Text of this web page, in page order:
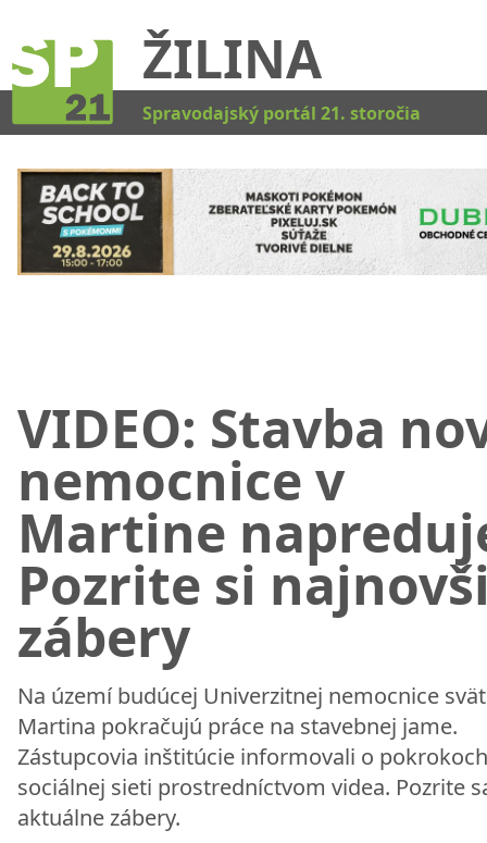
ŽILINA
Spravodajský portál 21. storočia
VIDEO: Stavba
nemocnice v
Martine
Pozrite si
zábery
Na území budúcej Univerzitnej nemocnice
Martina pokračujú práce na stavebnej jame.
Zástupcovia inštitúcie informovali o
sociálnej sieti prostredníctvom videa. Pozrite
aktuálne zábery.